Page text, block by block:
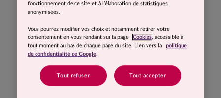
Connexion
fonctionnement de ce site et à l’élaboration de statistiques
anonymisées.
Vous pourrez modifier vos choix et notamment retirer votre
consentement en vous rendant sur la page
Cookies, accessible à
tout moment au bas de chaque page du site. Lien vers la
politique
de confidentialité de Google.
Tout refuser Tout accepter